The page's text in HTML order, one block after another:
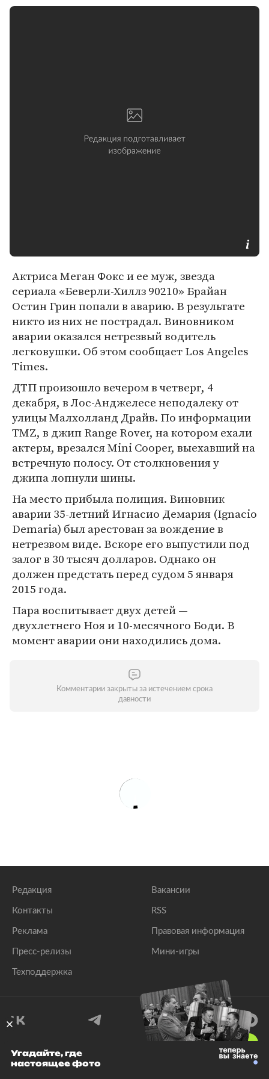
Актриса Меган Фокс и ее муж, звезда
сериала «Беверли-Хиллз 90210» Брайан
Остин Грин попали в аварию. В результате
никто из них не пострадал. Виновником
аварии оказался нетрезвый водитель
легковушки. Об этом сообщает Los Angeles
Times.
ДТП произошло вечером в четверг, 4
декабря, в Лос-Анджелесе неподалеку от
улицы Малхолланд Драйв. По информации
TMZ, в джип Range Rover, на котором ехали
актеры, врезался Mini Cooper, выехавший на
встречную полосу. От столкновения у
джипа лопнули шины.
На место прибыла полиция. Виновник
аварии 35-летний Игнасио Демария (Ignacio
Demaria) был арестован за вождение в
нетрезвом виде. Вскоре его выпустили под
залог в 30 тысяч долларов. Однако он
должен предстать перед судом 5 января
2015 года.
Пара воспитывает двух детей —
двухлетнего Ноя и 10-месячного Боди. В
момент аварии они находились дома.
Комментарии закрыты за истечением срока
давности
Редакция
Контакты
Реклама
Пресс-релизы
Техподдержка
Вакансии
RSS
Правовая информация
Мини-игры
© 1999–2026 Все права защищены.
Угадайте, где
настоящее фото